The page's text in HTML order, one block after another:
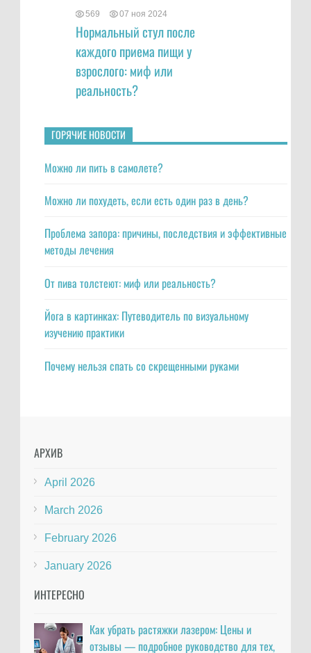
569 07 ноя 2024
Нормальный стул после
каждого приема пищи у
взрослого: миф или
реальность?
ГОРЯЧИЕ НОВОСТИ
Можно ли пить в самолете?
Можно ли похудеть, если есть один раз в день?
Проблема запора: причины, последствия и эффективные
методы лечения
От пива толстеют: миф или реальность?
Йога в картинках: Путеводитель по визуальному
изучению практики
Почему нельзя спать со скрещенными руками
АРХИВ
April 2026
March 2026
February 2026
January 2026
ИНТЕРЕСНО
Как убрать растяжки лазером: Цены и
отзывы — подробное руководство для тех,